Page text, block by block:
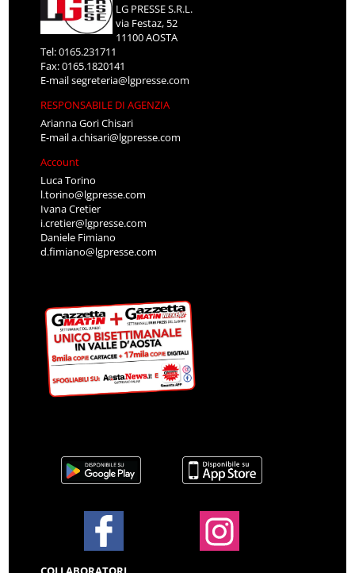
LG PRESSE S.R.L.
via Festaz, 52
11100 AOSTA
Tel: 0165.231711
Fax: 0165.1820141
E-mailsegreteria@lgpresse.com
RESPONSABILE DI AGENZIA
Arianna Gori Chisari
E-maila.chisari@lgpresse.com
Account
Luca Torino
l.torino@lgpresse.com
Ivana Cretier
i.cretier@lgpresse.com
Daniele Fimiano
d.fimiano@lgpresse.com